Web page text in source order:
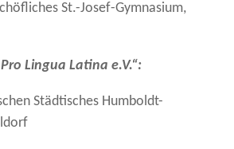
St.-Josef-Gymnasium,
Lingua Latina e.V.“:
Städtisches Humboldt-